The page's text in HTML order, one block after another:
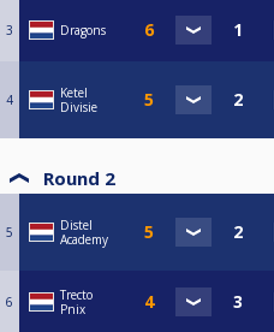
3 Dragons
4
Ketel
Divisie
Round 2
5
Distel
Academy
6
Trecto
Pnix